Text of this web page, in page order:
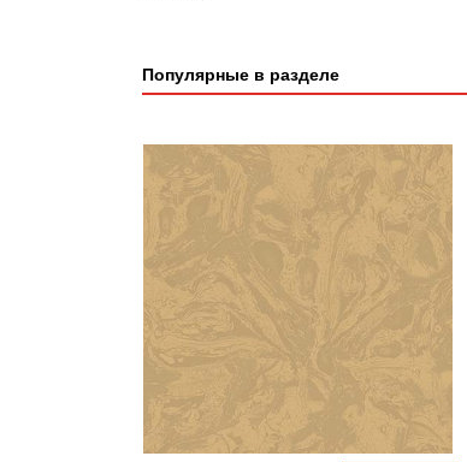
Популярные в разделе